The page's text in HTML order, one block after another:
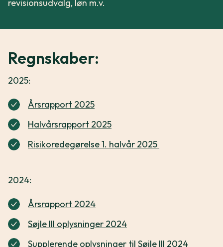
revisionsudvalg, løn m.v.
Regnskaber:
2025:
Årsrapport 2025
Halvårsrapport 2025
Risikoredegørelse 1. halvår 2025
2024:
Årsrapport 2024
Søjle III oplysninger 2024
Supplerende oplysninger til Søjle III 2024